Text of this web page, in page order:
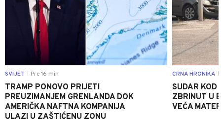
SVIJET Pre 16 min
TRAMP PONOVO PRIJETI
PREUZIMANJEM GRENLANDA DOK
AMERIČKA NAFTNA KOMPANIJA
ULAZI U ZAŠTIĆENU ZONU
CRNA HRONIKA
SUDAR KOD
ZBRINUT U
VEĆA